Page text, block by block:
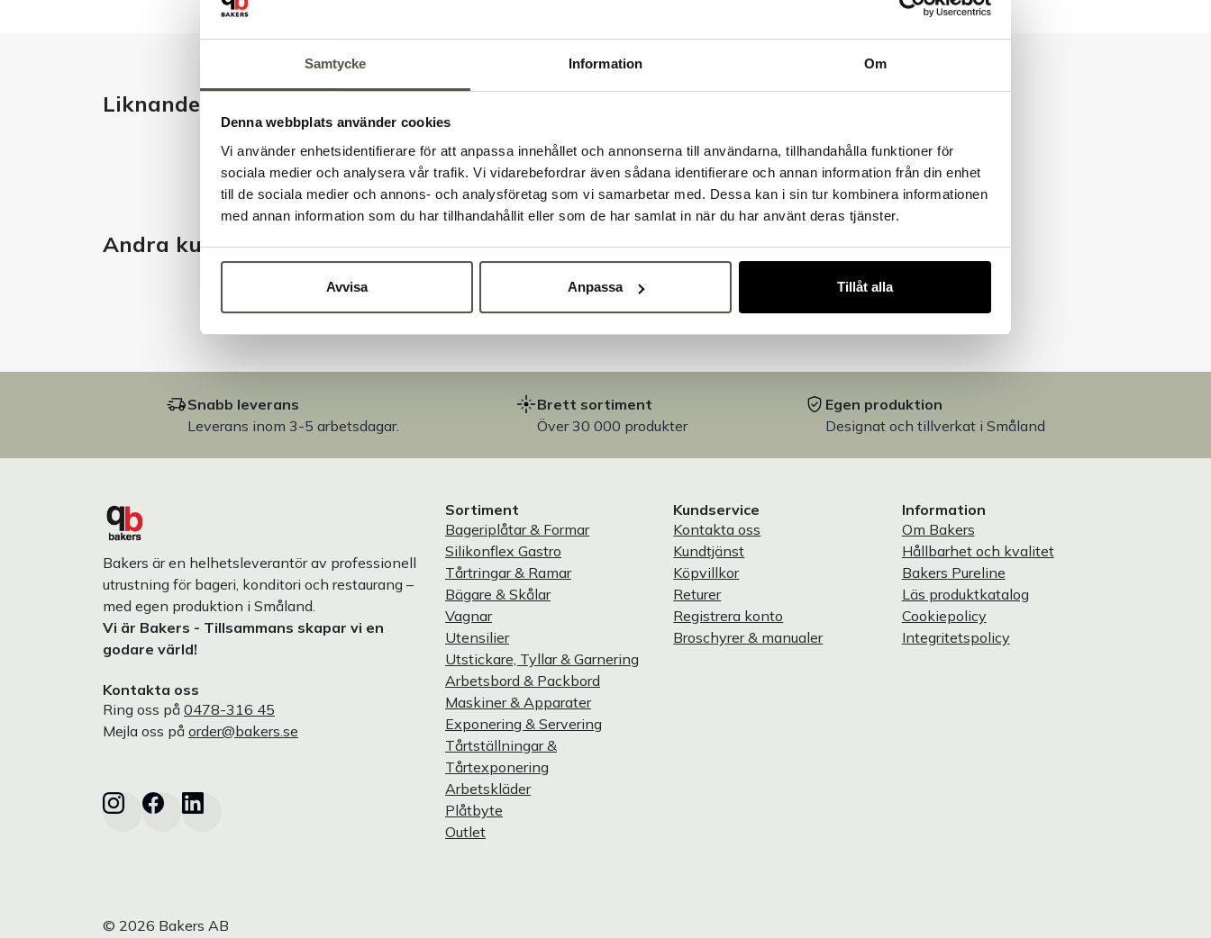
Samtycke Information Om
Denna webbplats använder cookies
Vi använder enhetsidentifierare för att anpassa innehållet och annonserna till användarna, tillhandahålla funktioner för
sociala medier och analysera vår trafik. Vi vidarebefordrar även sådana identifierare och annan information från din enhet
till de sociala medier och annons- och analysföretag som vi samarbetar med. Dessa kan i sin tur kombinera informationen
med annan information som du har tillhandahållit eller som de har samlat in när du har använt deras tjänster.
Avvisa Anpassa Tillåt alla
Liknande produkter
Andra kunder tittade även på
Snabb leverans
Leverans inom 3-5 arbetsdagar.
Brett sortiment
Över 30 000 produkter
Egen produktion
Designat och tillverkat i Småland
Bakers är en helhetsleverantör av professionell
utrustning för bageri, konditori och restaurang –
med egen produktion i Småland.
Vi är Bakers - Tillsammans skapar vi en
godare värld!
Kontakta oss
Ring oss på 0478-316 45
Mejla oss på order@bakers.se
Sortiment
Bageriplåtar & Formar
Silikonflex Gastro
Tårtringar & Ramar
Bägare & Skålar
Vagnar
Utensilier
Utstickare, Tyllar & Garnering
Arbetsbord & Packbord
Maskiner & Apparater
Exponering & Servering
Tårtställningar &
Tårtexponering
Arbetskläder
Plåtbyte
Outlet
Kundservice
Kontakta oss
Kundtjänst
Köpvillkor
Returer
Registrera konto
Broschyrer & manualer
Information
Om Bakers
Hållbarhet och kvalitet
Bakers Pureline
Läs produktkatalog
Cookiepolicy
Integritetspolicy
© 2026 Bakers AB
Välkommen till Bakers!
Handlar du som företag eller privatperson?
Fortsätt som privatperson
Fortsätt som företag